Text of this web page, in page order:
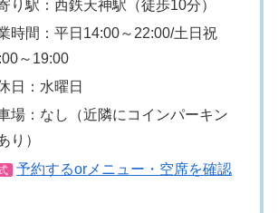
り駅：西鉄天神駅（徒歩10分）
時間：平日14:00～22:00/土日祝
～19:00
日：水曜日
場：なし（近隣にコインパーキン
り）
予約するorメニュー・空席を確認